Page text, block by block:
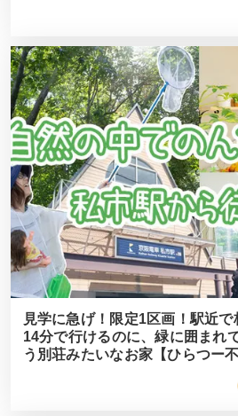
見学に急げ！限定1区画！駅近
14分で行けるのに、緑に囲まれ
う別荘みたいなお家【ひらつー不